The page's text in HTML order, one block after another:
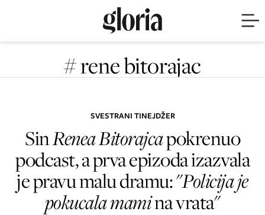
# rene bitorajac
SVESTRANI TINEJDŽER
SinRenea Bitorajcapokrenuo
podcast, a prva epizoda izazvala
je pravu malu dramu: "Policija je
pokucala mamina vrata"